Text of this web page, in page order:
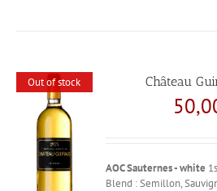
Out of stock Château
AOC Sauternes - white
Blend : Semillon,